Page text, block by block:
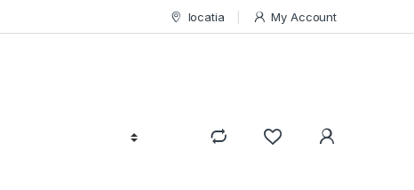
locatia My Account